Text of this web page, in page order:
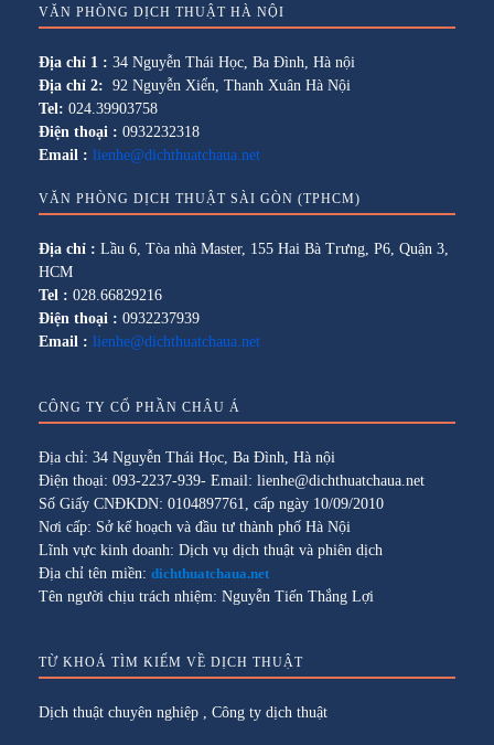
VĂN PHÒNG DỊCH THUẬT HÀ NỘI
Địa chỉ 1 : 34 Nguyễn Thái Học, Ba Đình, Hà nội
Địa chỉ 2: 92 Nguyễn Xiển, Thanh Xuân Hà Nội
Tel: 024.39903758
Điện thoại : 0932232318
Email : lienhe@dichthuatchaua.net
VĂN PHÒNG DỊCH THUẬT SÀI GÒN (TPHCM)
Địa chỉ : Lầu 6, Tòa nhà Master, 155 Hai Bà Trưng, P6, Quận 3,
HCM
Tel : 028.66829216
Điện thoại : 0932237939
Email : lienhe@dichthuatchaua.net
CÔNG TY CỔ PHẦN CHÂU Á
Địa chỉ: 34 Nguyễn Thái Học, Ba Đình, Hà nội
Điện thoại: 093-2237-939- Email: lienhe@dichthuatchaua.net
Số Giấy CNĐKDN: 0104897761, cấp ngày 10/09/2010
Nơi cấp: Sở kế hoạch và đầu tư thành phố Hà Nội
Lĩnh vực kinh doanh: Dịch vụ dịch thuật và phiên dịch
Địa chỉ tên miền: dichthuatchaua.net
Tên người chịu trách nhiệm: Nguyễn Tiến Thắng Lợi
TỪ KHOÁ TÌM KIẾM VỀ DỊCH THUẬT
Dịch thuật chuyên nghiệp , Công ty dịch thuật